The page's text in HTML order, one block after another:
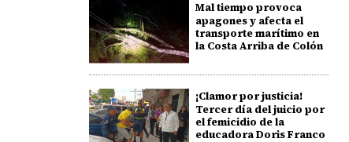
Mal tiempo provoca
apagones y afecta el
transporte marítimo en
la Costa Arriba de Colón
¡Clamor por justicia!
Tercer día del juicio por
el femicidio de la
educadora Doris Franco